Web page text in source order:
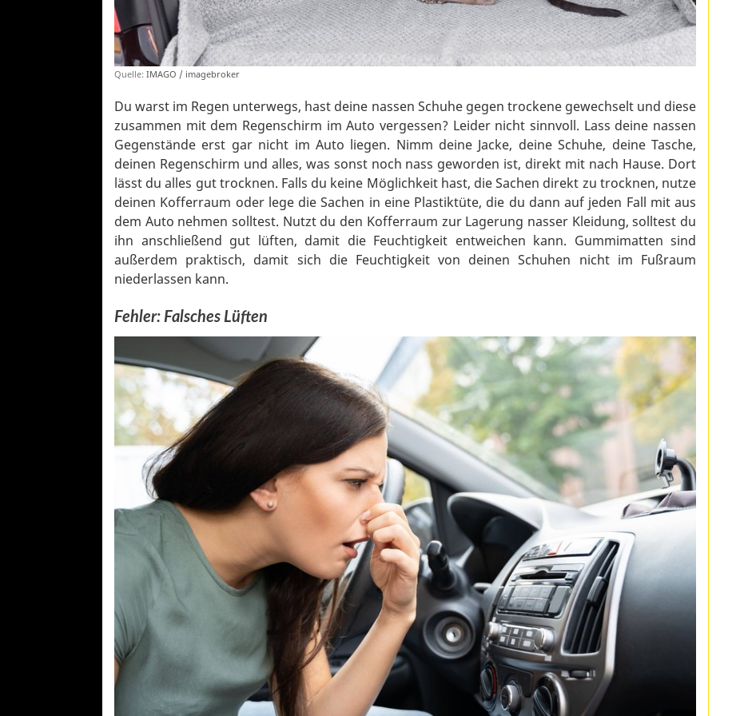
Quelle: IMAGO / imagebroker
Du warst im Regen unterwegs, hast deine nassen Schuhe gegen trockene gewechselt und diese
zusammen mit dem Regenschirm im Auto vergessen? Leider nicht sinnvoll. Lass deine nassen
Gegenstände erst gar nicht im Auto liegen. Nimm deine Jacke, deine Schuhe, deine Tasche,
deinen Regenschirm und alles, was sonst noch nass geworden ist, direkt mit nach Hause. Dort
lässt du alles gut trocknen. Falls du keine Möglichkeit hast, die Sachen direkt zu trocknen, nutze
deinen Kofferraum oder lege die Sachen in eine Plastiktüte, die du dann auf jeden Fall mit aus
dem Auto nehmen solltest. Nutzt du den Kofferraum zur Lagerung nasser Kleidung, solltest du
ihn anschließend gut lüften, damit die Feuchtigkeit entweichen kann. Gummimatten sind
außerdem praktisch, damit sich die Feuchtigkeit von deinen Schuhen nicht im Fußraum
niederlassen kann.
Fehler: Falsches Lüften